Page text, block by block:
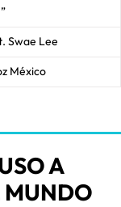
Swae Lee
México
A
MUNDO